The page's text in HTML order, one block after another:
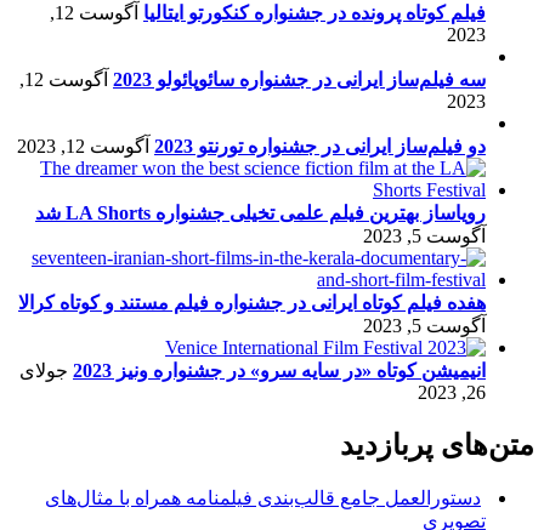
فیلم کوتاه پرونده در جشنواره کنکورتو ایتالیا
آگوست 12,
2023
سه فیلم‌ساز ایرانی در جشنواره سائوپائولو 2023
آگوست 12,
2023
دو فیلم‌ساز ایرانی در جشنواره تورنتو 2023 آگوست 12, 2023
رویاساز بهترین فیلم علمی تخیلی جشنواره LA Shorts شد
آگوست 5, 2023
هفده فیلم کوتاه ایرانی در جشنواره فیلم مستند و کوتاه کرالا
آگوست 5, 2023
انیمیشن کوتاه «در سایه سرو» در جشنواره ونیز 2023
جولای
26, 2023
متن‌های پربازدید
دستورالعمل جامع قالب‌بندی فیلمنامه همراه با مثال‌های
تصویری